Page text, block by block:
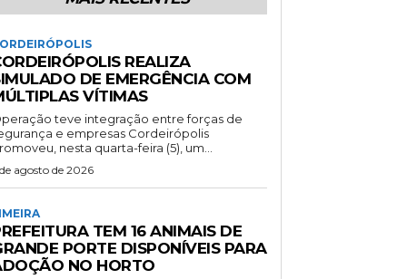
REALIZA
DE EMERGÊNCIA COM
VÍTIMAS
teve integração entre forças de
e empresas Cordeirópolis
nesta quarta-feira (5), um...
agosto de 2026
TEM 16 ANIMAIS DE
PORTE DISPONÍVEIS PARA
NO HORTO